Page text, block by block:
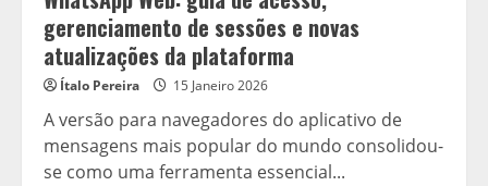
gerenciamento de sessões e novas
atualizações da plataforma
Ítalo Pereira 15 Janeiro 2026
A versão para navegadores do aplicativo de
mensagens mais popular do mundo consolidou-
se como uma ferramenta essencial...